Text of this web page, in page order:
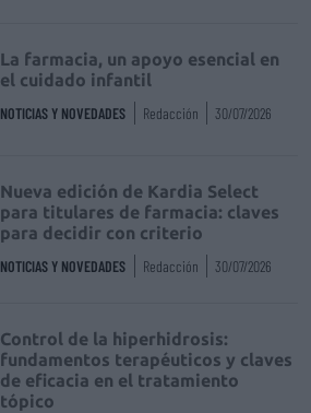
La farmacia, un apoyo esencial en
el cuidado infantil
NOTICIAS Y NOVEDADES Redacción 30/07/2026
Nueva edición de Kardia Select
para titulares de farmacia: claves
para decidir con criterio
NOTICIAS Y NOVEDADES Redacción 30/07/2026
Control de la hiperhidrosis:
fundamentos terapéuticos y claves
de eficacia en el tratamiento
tópico